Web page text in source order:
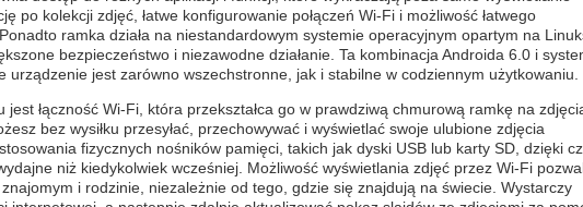
po kolekcji zdjęć, łatwe konfigurowanie połączeń Wi-Fi i możliwość łatwego
ramka działa na niestandardowym systemie operacyjnym opartym na
bezpieczeństwo i niezawodne działanie. Ta kombinacja Androida 6.0 i
jest zarówno wszechstronne, jak i stabilne w codziennym użytkowaniu.
łączność Wi-Fi, która przekształca go w prawdziwą chmurową ramkę na
bez wysiłku przesyłać, przechowywać i wyświetlać swoje ulubione zdjęcia
fizycznych nośników pamięci, takich jak dyski USB lub karty SD, dzięki
niż kiedykolwiek wcześniej. Możliwość wyświetlania zdjęć przez Wi-Fi
i rodzinie, niezależnie od tego, gdzie się znajdują na świecie. Wystarczy